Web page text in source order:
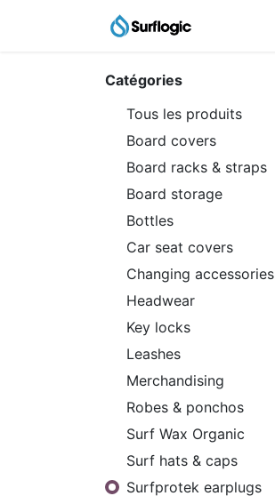
Catégories
Tous les produits
Board covers
Board racks & straps
Board storage
Bottles
Car seat covers
Changing accessories
Headwear
Key locks
Leashes
Merchandising
Robes & ponchos
Surf Wax Organic
Surf hats & caps
Surfprotek earplugs